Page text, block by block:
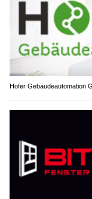
Hofer Gebäudeautomation